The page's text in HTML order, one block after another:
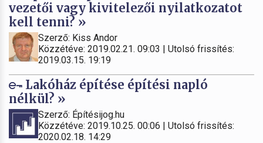
vezetői vagy kivitelezői nyilatkozatot
kell tenni? »
Szerző: Kiss Andor
Közzétéve: 2019.02.21. 09:03 | Utolsó frissítés:
2019.03.15. 19:19
Lakóház építése építési napló
nélkül? »
Szerző: Építésijog.hu
Közzétéve: 2019.10.25. 00:06 | Utolsó frissítés:
2020.02.18. 14:29